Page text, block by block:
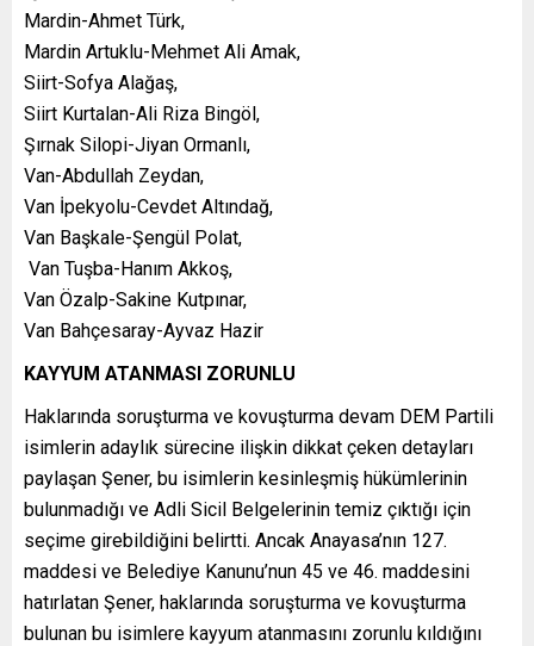
Mardin-Ahmet Türk,
Mardin Artuklu-Mehmet Ali Amak,
Siirt-Sofya Alağaş,
Siirt Kurtalan-Ali Riza Bingöl,
Şırnak Silopi-Jiyan Ormanlı,
Van-Abdullah Zeydan,
Van İpekyolu-Cevdet Altındağ,
Van Başkale-Şengül Polat,
Van Tuşba-Hanım Akkoş,
Van Özalp-Sakine Kutpınar,
Van Bahçesaray-Ayvaz Hazir
KAYYUM ATANMASI ZORUNLU
Haklarında soruşturma ve kovuşturma devam DEM Partili
isimlerin adaylık sürecine ilişkin dikkat çeken detayları
paylaşan Şener, bu isimlerin kesinleşmiş hükümlerinin
bulunmadığı ve Adli Sicil Belgelerinin temiz çıktığı için
seçime girebildiğini belirtti. Ancak Anayasa’nın 127.
maddesi ve Belediye Kanunu’nun 45 ve 46. maddesini
hatırlatan Şener, haklarında soruşturma ve kovuşturma
bulunan bu isimlere kayyum atanmasını zorunlu kıldığını